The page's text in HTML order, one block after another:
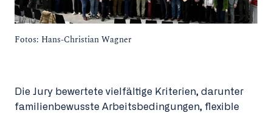
Fotos: Hans-Christian Wagner
Die Jury bewertete vielfältige Kriterien, darunter
familienbewusste Arbeitsbedingungen, flexible